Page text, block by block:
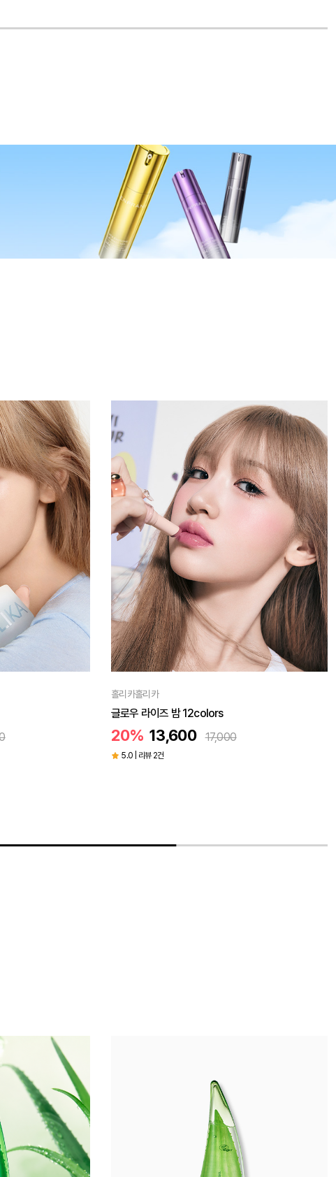
홀리카홀리카
[피스 6개 담고,8구 케이스 GET!]
마이페이브 피스 빔
17% 6,600